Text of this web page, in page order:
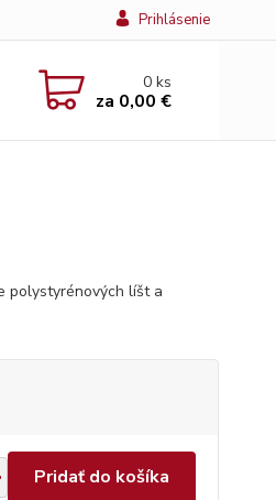
Prihlásenie
0ks
za 0,00 €
polystyrénových líšt a
Pridať do košíka